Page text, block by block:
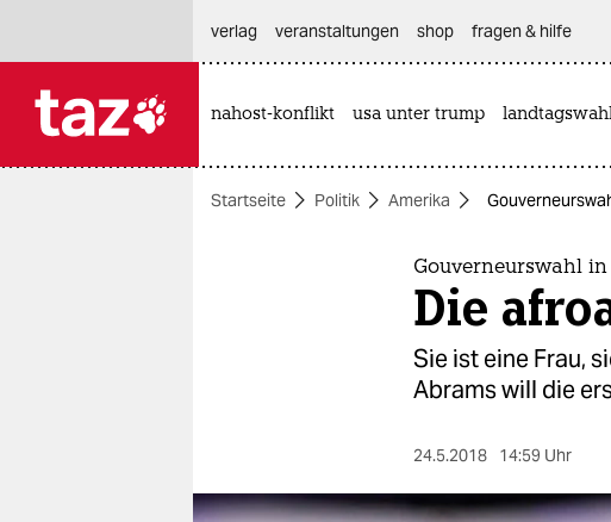
themen
verlag
veranstaltungen shop fragen & hilfe
nahost-konflikt usa unter trump
Startseite Politik Amerika
Gouverneurswahl in
Die
Sie ist eine Frau,
Abrams will die
24.5.2018 14:59 Uhr